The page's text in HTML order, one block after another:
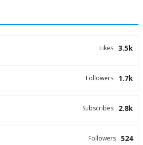
3.5k
Likes
1.7k
Followers
2.8k
Subscribes
524
Followers